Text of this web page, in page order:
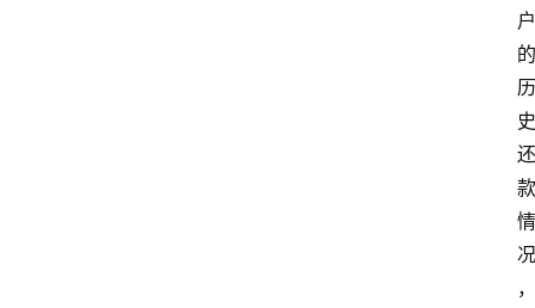
户
的
历
史
还
款
情
况
，